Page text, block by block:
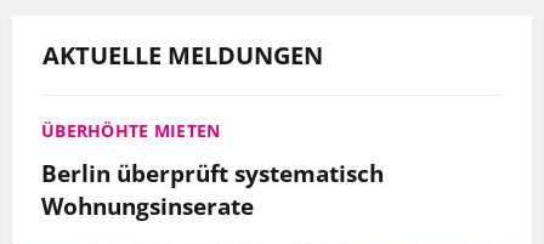
AKTUELLE MELDUNGEN
ÜBERHÖHTE MIETEN
Berlin überprüft systematisch
Wohnungsinserate